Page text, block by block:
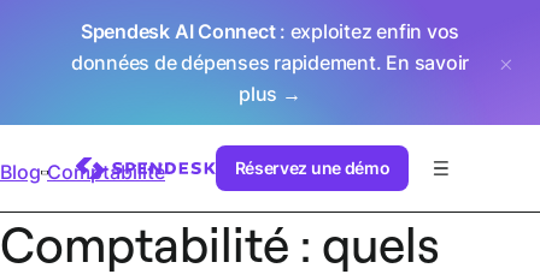
Spendesk AI Connect: exploitez enfin vos
données de dépenses rapidement. En savoir
plus →
Réservez une démo
Blog Comptabilité
Comptabilité : quels